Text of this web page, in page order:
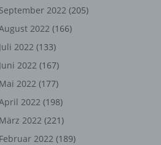
September 2022 (205)
2022 (166)
Juli 2022 (133)
Juni 2022 (167)
Mai 2022 (177)
2022 (198)
März 2022 (221)
Februar 2022 (189)
oder